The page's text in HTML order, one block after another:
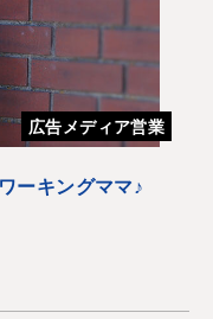
広告メディア営業
ーキングママ♪